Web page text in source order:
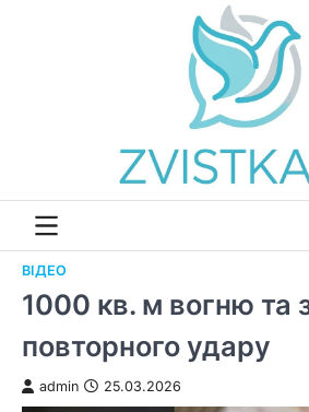
ВІДЕО
1000 кв. м вогню та
повторного удару
admin 25.03.2026